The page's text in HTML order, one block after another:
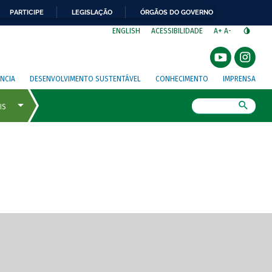
PARTICIPE LEGISLAÇÃO ÓRGÃOS DO GOVERNO
ENGLISH ACESSIBILIDADE A+ A-
DESENVOLVIMENTO SUSTENTÁVEL CONHECIMENTO IMPRENSA
de tela